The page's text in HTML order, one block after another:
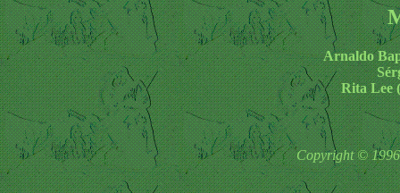
Arnaldo
Rita Lee
Copyright © 1996